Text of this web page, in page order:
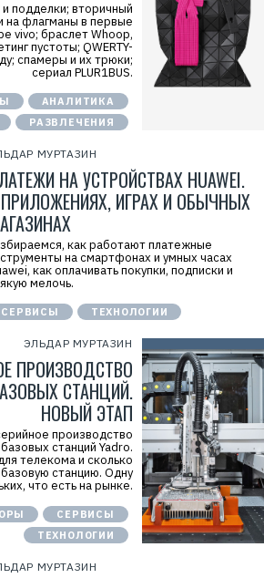
подделки; вторичный
на флагманы в первые
vivo; браслет Whoop,
пустоты; QWERTY-
спамеры и их трюки;
сериал PLUR1BUS.
АНАЛИТИКА
РАЗВЛЕЧЕНИЯ
МУРТАЗИН
НА УСТРОЙСТВАХ HUAWEI.
ИГРАХ И ОБЫЧНЫХ
как работают платежные
на смартфонах и умных часах
как оплачивать покупки, подписки и
мелочь.
СЕРВИСЫ ТЕХНОЛОГИИ
ЭЛЬДАР МУРТАЗИН
ПРОИЗВОДСТВО
СТАНЦИЙ.
НОВЫЙ ЭТАП
производство
станций Yadro.
телекома и сколько
станцию. Одну
что есть на рынке.
СЕРВИСЫ
ТЕХНОЛОГИИ
МУРТАЗИН